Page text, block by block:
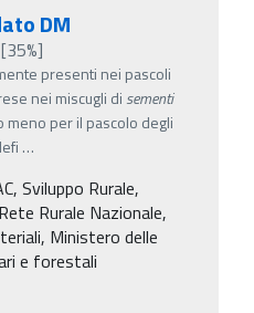
DM
[35%]
presenti nei pascoli
nei miscugli di sementi
meno per il pascolo degli
…
Sviluppo Rurale,
Rurale Nazionale,
Ministero delle
e forestali